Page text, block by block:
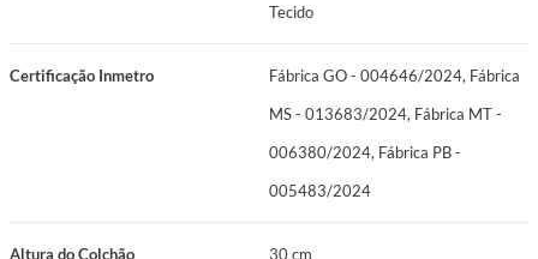
Tecido
Certificação Inmetro
Fábrica GO - 004646/2024, Fábrica
MS - 013683/2024, Fábrica MT -
006380/2024, Fábrica PB -
005483/2024
Altura do Colchão 30 cm